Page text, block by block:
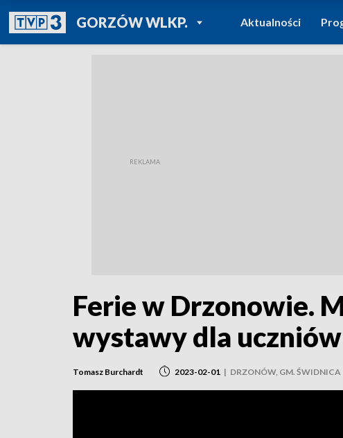
GORZÓW WLKP.POWRÓT DO
TVP REGIONY
Aktualności
Ferie w Drzonowie.
wystawy dla uczniów
Tomasz Burchardt 2023-02-01 | DRZONÓW, GM. ŚWIDNICA